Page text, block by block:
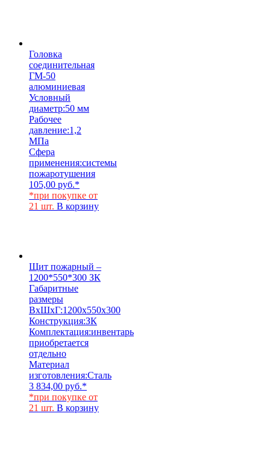
Головка
соединительная
ГМ-50
алюминиевая
Условный
диаметр:50 мм
Рабочее
давление:1,2
МПа
Сфера
применения:системы
пожаротушения
105,00 руб.*
*при покупке от
21 шт. В корзину
Щит пожарный –
1200*550*300 ЗК
Габаритные
размеры
ВхШхГ:1200х550х300
Конструкция:ЗК
Комплектация:инвентарь
приобретается
отдельно
Материал
изготовления:Сталь
3 834,00 руб.*
*при покупке от
21 шт. В корзину